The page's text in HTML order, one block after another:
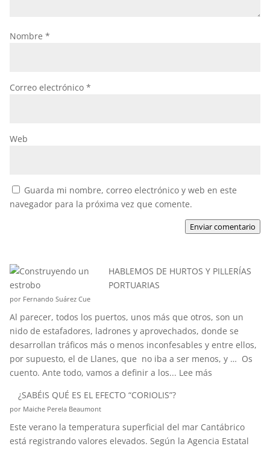
Nombre *
Correo electrónico *
Web
Guarda mi nombre, correo electrónico y web en este
navegador para la próxima vez que comente.
Enviar comentario
HABLEMOS DE HURTOS Y PILLERÍAS
PORTUARIAS
por Fernando Suárez Cue
Al parecer, todos los puertos, unos más que otros, son un
nido de estafadores, ladrones y aprovechados, donde se
desarrollan tráficos más o menos inconfesables y entre ellos,
por supuesto, el de Llanes, que no iba a ser menos, y … Os
cuento. Ante todo, vamos a definir a los... Lee más:
Y
PILLERÍAS
¿SABÉIS QUÉ ES EL EFECTO “CORIOLIS”?
por Maiche Perela Beaumont
Este verano la temperatura superficial del mar Cantábrico
está registrando valores elevados. Según la Agencia Estatal